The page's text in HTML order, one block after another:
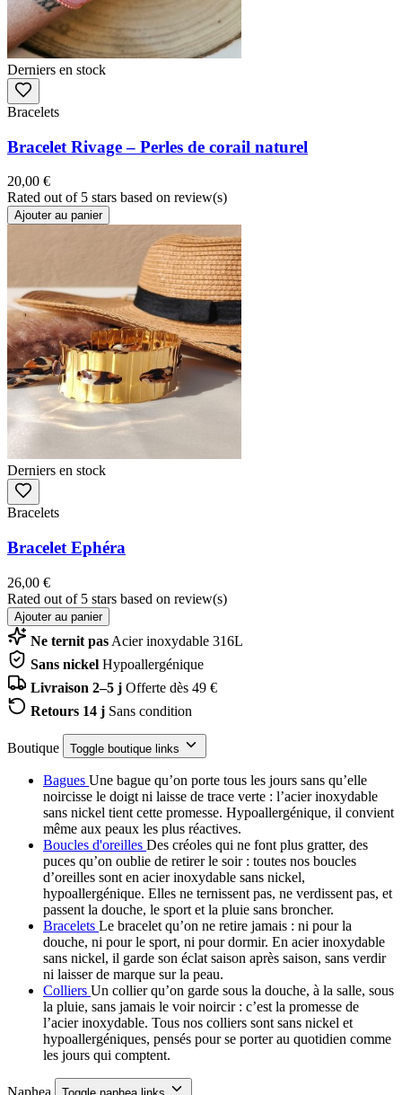
Derniers en stock
Bracelets
Bracelet Rivage – Perles de corail naturel
20,00 €
Rated out of 5 stars based on review(s)
Ajouter au panier
Derniers en stock
Bracelets
Bracelet Ephéra
26,00 €
Rated out of 5 stars based on review(s)
Ajouter au panier
Ne ternit pas Acier inoxydable 316L
Sans nickel Hypoallergénique
Livraison 2–5 j Offerte dès 49 €
Retours 14 j Sans condition
Boutique Toggle boutique links
Bagues Une bague qu’on porte tous les jours sans qu’elle
noircisse le doigt ni laisse de trace verte : l’acier inoxydable
sans nickel tient cette promesse. Hypoallergénique, il convient
même aux peaux les plus réactives.
Boucles d'oreilles Des créoles qui ne font plus gratter, des
puces qu’on oublie de retirer le soir : toutes nos boucles
d’oreilles sont en acier inoxydable sans nickel,
hypoallergénique. Elles ne ternissent pas, ne verdissent pas, et
passent la douche, le sport et la pluie sans broncher.
Bracelets Le bracelet qu’on ne retire jamais : ni pour la
douche, ni pour le sport, ni pour dormir. En acier inoxydable
sans nickel, il garde son éclat saison après saison, sans verdir
ni laisser de marque sur la peau.
Colliers Un collier qu’on garde sous la douche, à la salle, sous
la pluie, sans jamais le voir noircir : c’est la promesse de
l’acier inoxydable. Tous nos colliers sont sans nickel et
hypoallergéniques, pensés pour se porter au quotidien comme
les jours qui comptent.
Naphea